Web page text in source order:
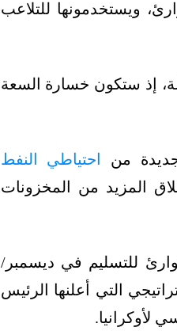
ويستخدمونها للتلاعب
إذ ستكون خسارة السعة
من
احتياطي النفط
المزيد من المخزونات
من احتياطي الطوارئ للتسليم في ديسمبر/
الإستراتيجي التي أعلنها الرئيس